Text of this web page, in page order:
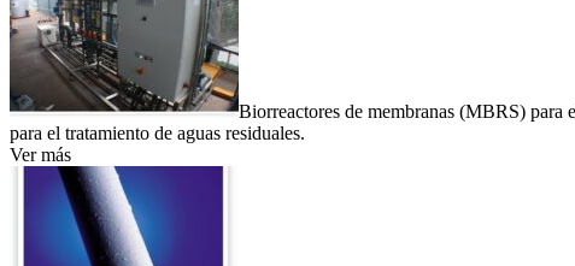
Biorreactores de membranas (MBRS) para
para el tratamiento de aguas residuales.
Ver más